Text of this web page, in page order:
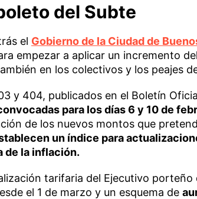
del Subte
el Gobierno de la Ciudad de
empezar a aplicar un incremento
en los colectivos y los peajes
y 404, publicados en el Boletín
para los días 6 y 10 de
de los nuevos montos que
un índice para
de la inflación.
tarifaria del Ejecutivo porteño
el 1 de marzo y un esquema de